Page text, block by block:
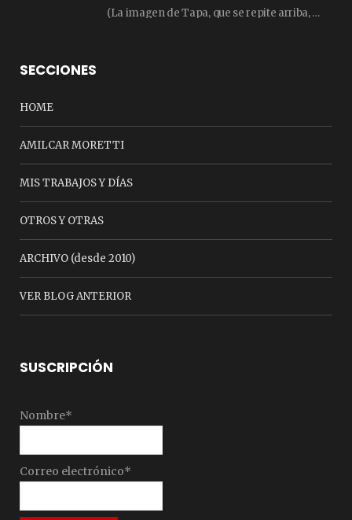
(La imagen de Tapa, que se repite arriba, fue compuesta por Amilcar Moretti el viernes…
SECCIONES
HOME
AMILCAR MORETTI
MIS TRABAJOS Y DÍAS
OTROS Y OTRAS
ARCHIVO (desde 2010)
VER BLOG ANTERIOR
SUSCRIPCIÓN
Nombre*
Correo electrónico*